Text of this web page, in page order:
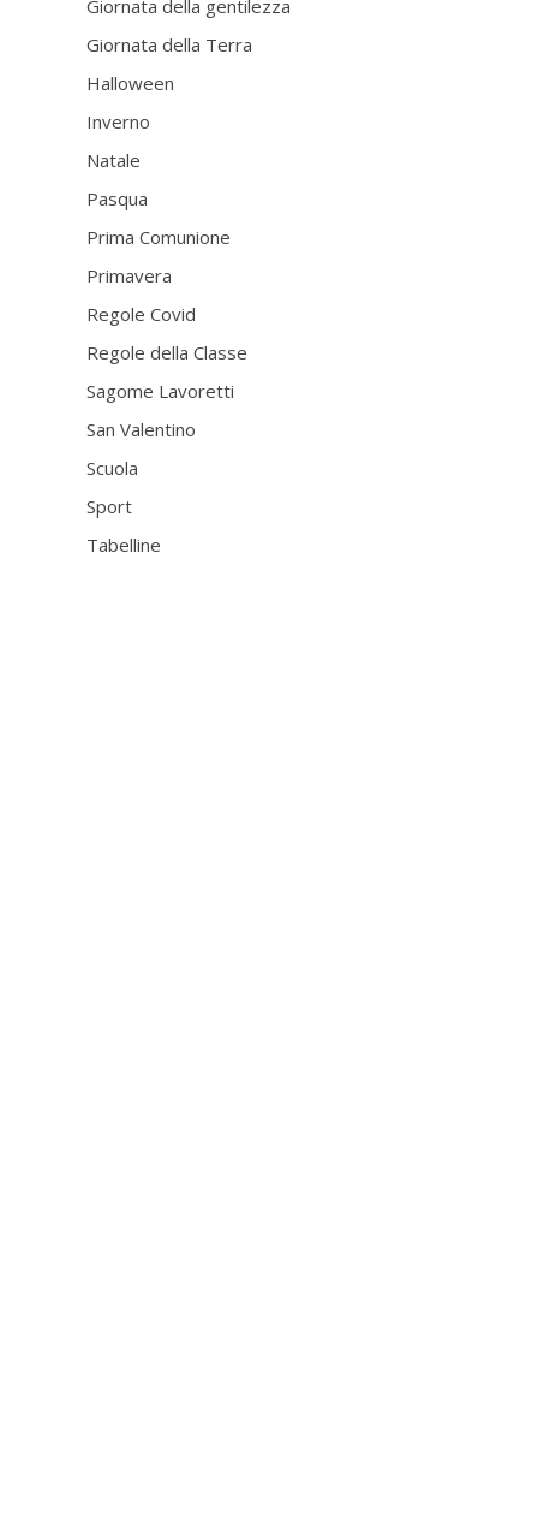
Giornata della gentilezza
Giornata della Terra
Halloween
Inverno
Natale
Pasqua
Prima Comunione
Primavera
Regole Covid
Regole della Classe
Sagome Lavoretti
San Valentino
Scuola
Sport
Tabelline